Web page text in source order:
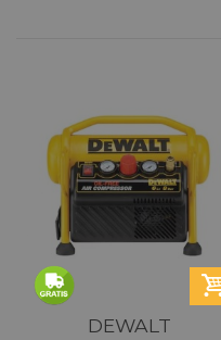
DEWALT